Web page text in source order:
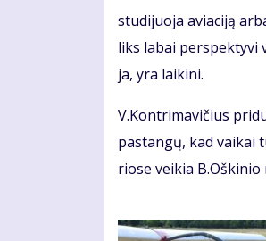
stu­di­juo­ja avia­ci­ją
liks la­bai per­spek­ty­vi
ja, yra lai­ki­ni.
V.Kon­tri­ma­vi­čius
pa­stan­gų, kad vai­kai
rio­se vei­kia